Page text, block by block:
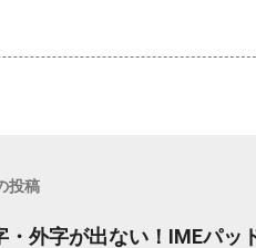
投稿
・外字が出ない！IMEパッ